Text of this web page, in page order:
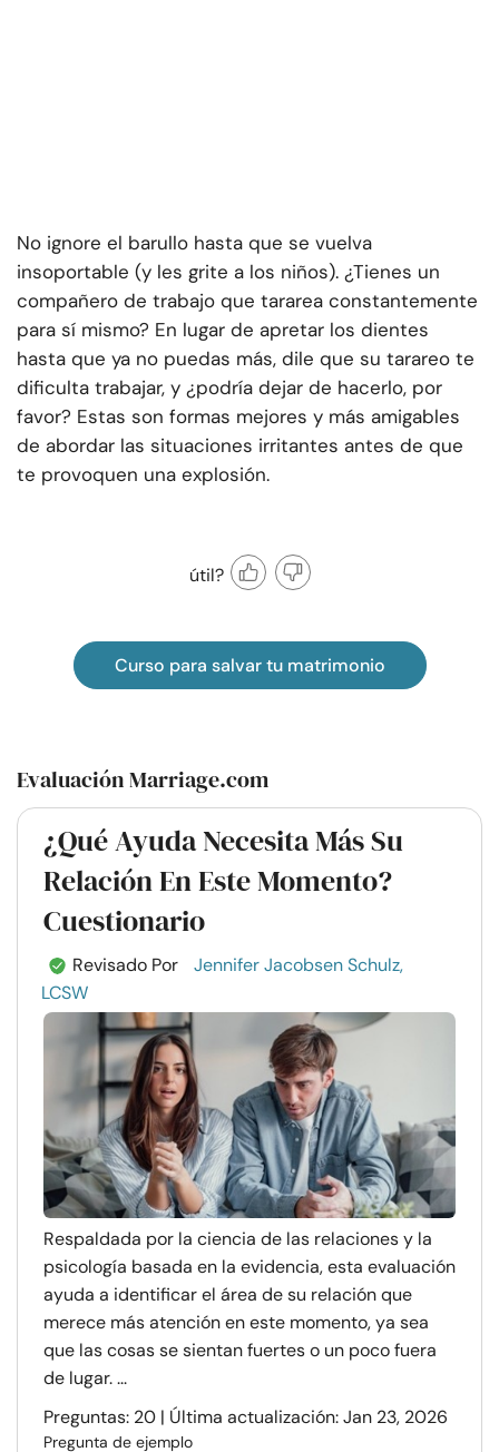
No ignore el barullo hasta que se vuelva
insoportable (y les grite a los niños). ¿Tienes un
compañero de trabajo que tararea constantemente
para sí mismo? En lugar de apretar los dientes
hasta que ya no puedas más, dile que su tarareo te
dificulta trabajar, y ¿podría dejar de hacerlo, por
favor? Estas son formas mejores y más amigables
de abordar las situaciones irritantes antes de que
te provoquen una explosión.
útil?
Curso para salvar tu matrimonio
Evaluación Marriage.com
¿Qué Ayuda Necesita Más Su
Relación En Este Momento?
Cuestionario
Revisado Por
Jennifer Jacobsen Schulz,
LCSW
Respaldada por la ciencia de las relaciones y la
psicología basada en la evidencia, esta evaluación
ayuda a identificar el área de su relación que
merece más atención en este momento, ya sea
que las cosas se sientan fuertes o un poco fuera
de lugar. ...
Preguntas: 20 | Última actualización: Jan 23, 2026
Pregunta de ejemplo